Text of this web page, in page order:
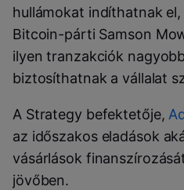
hullámokat indíthatnak el,
Bitcoin-párti Samson
ilyen tranzakciók
biztosíthatnak a vállalat
A Strategy befektetője,
az időszakos eladások
vásárlások
jövőben.